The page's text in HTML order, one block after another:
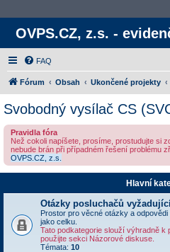
OVPS.CZ, z.s. -
FAQ
Fórum Obsah Ukončené projekty
Svobodný vysílač CS
Pravidla fóra
Než cokoli napíšete, prosíme, prostudujte si
nebude brán při případném řešení problému
OVPS.CZ, z.s.
Hlavní
Otázky posluchačů
Prostor pro věcné otázky a
jako celku.
Tato podkategorie slouží výhradně
použijte sekci Názorové diskuse.
Témata: 10